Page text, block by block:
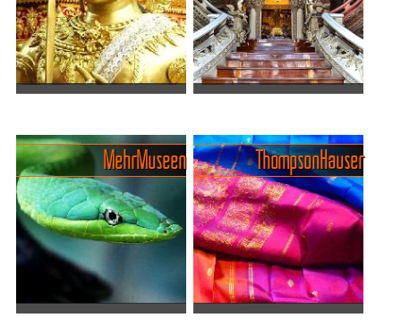
ständig versucht, modern
und cool zu wirken, wenn es
eigentlich längs...
Stätten in Bangkok, der
pulsierenden Hauptstadt
Thailands...
In dieser lebendigen
Metropole verbergen sich
zahlreiche Museen, die von
prunkvollen Palästen bis zu
intimen Galerien reichen und
ein breites Spektrum...
dreiköpfigen Elefanten
Ein Elefant mit drei Köpfen,
so groß wie ein Hochhaus –
und darin ein Museum voller
Mythen, Religion und Kunst.
Das Erawan Museum bei
Bangkok ist kein...
Mehr Museen Thompson Häuser